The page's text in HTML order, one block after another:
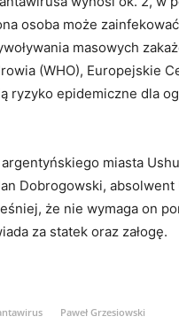
osoba może
masowych
(WHO), Europejskie
ryzyko epidemiczne dla
miasta
Dobrogowski,
że nie wymaga on
za statek oraz załogę.
Paweł Grzesiowski